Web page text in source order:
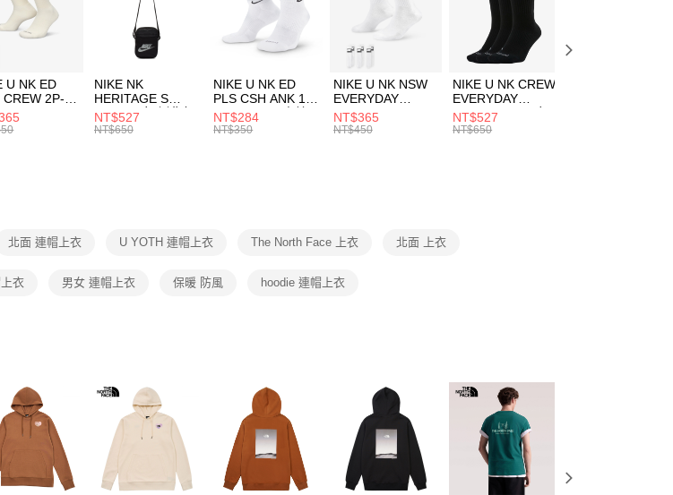
【「AFTEE先享後付」結帳流程】
１．於結帳方式選擇「AFTEE先享後付」後，將跳轉至「AFTEE先享後
付」結帳頁面，進行簡訊認證並確認金額後，即可完成結帳。
２．訂單成立數日內，您將收到繳費通知簡訊。
３．收到繳費通知簡訊後14天內，點擊此簡訊中的連結，可透過四大超商
／ATM／網路銀行／等多元方式進行付款，方視為交易完成。
※ 請注意：結帳手續完成當下不需立刻繳費，但若您需要取消訂單，請聯
絡購買商品的店家。未經商家同意取消之訂單仍視為有效，需透過AFTEE
先享後付繳納相關費用。
交易，需依本服務之必要範圍內提供個人資料，並將交易相關給付款項請
２．關於個人資料處理事宜，請瀏覽以下網址：
結果請求用戶進行身份認證。
５．嚴禁一人註冊多個帳號或使用他人資訊註冊。若發現惡意使用之情
形，恩沛科技股份有限公司將有權停止該用戶之使用額度並採取法律行
動。
每筆NT$100，滿NT$1,500(含以上)免運費
付款後門市自取
每筆NT$100，滿NT$1,500(含以上)免運費
促銷活動 兒童/青少年｜鞋服6折起
U NK ED
CREW 2P-
男
襪
NIKE NK
HERITAGE S
SMIT 男女 側背包
BA5871010
NT$527
NT$650
NIKE U NK ED
PLS CSH ANK 1P
144 DBL 男 中統
襪 DH4058104
NT$284
NT$350
NIKE U NK NSW
EVERYDAY
ESSENTIAL CR
男女 短統襪
NT$365
NT$450
NIKE U NK CREW
EVERYDAY
BBALL 3PR 男女
長統襪
NT$527
NT$650
北面 連帽上衣 U YOTH 連帽上衣 The North Face 上衣 北面 上衣
衣 男女 連帽上衣 保暖 防風 hoodie 連帽上衣